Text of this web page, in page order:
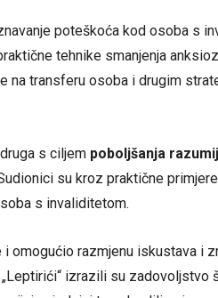
poteškoća kod osoba s
tehnike smanjenja
na transferu osoba i drugim
s ciljem poboljšanja
su kroz praktične
s invaliditetom.
omogućio razmjenu iskustava i
izrazili su zadovoljstvo